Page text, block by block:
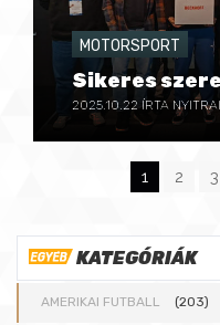
MOTORSPORT
Sikeres
2025.10.22 ÍRTA
P
A
1 2 3
KATEGÓRIÁK
AMERIKAI FUTBALL (203)